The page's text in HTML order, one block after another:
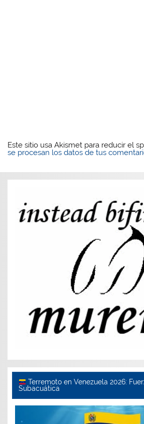
Este sitio usa Akismet para reducir el
se procesan los datos de tus
Terremoto en Venezuela 2026:
Subacuática